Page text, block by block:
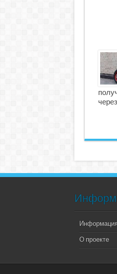
Информация
О проекте